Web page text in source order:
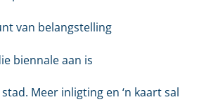
van belangstelling
biennale aan is
Meer inligting en ‘n kaart sal